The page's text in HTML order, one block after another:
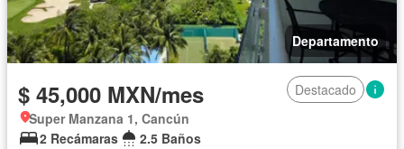
Departamento
$ 45,000 MXN/mes
Destacado
Super Manzana 1, Cancún
2 Recámaras
2.5 Baños